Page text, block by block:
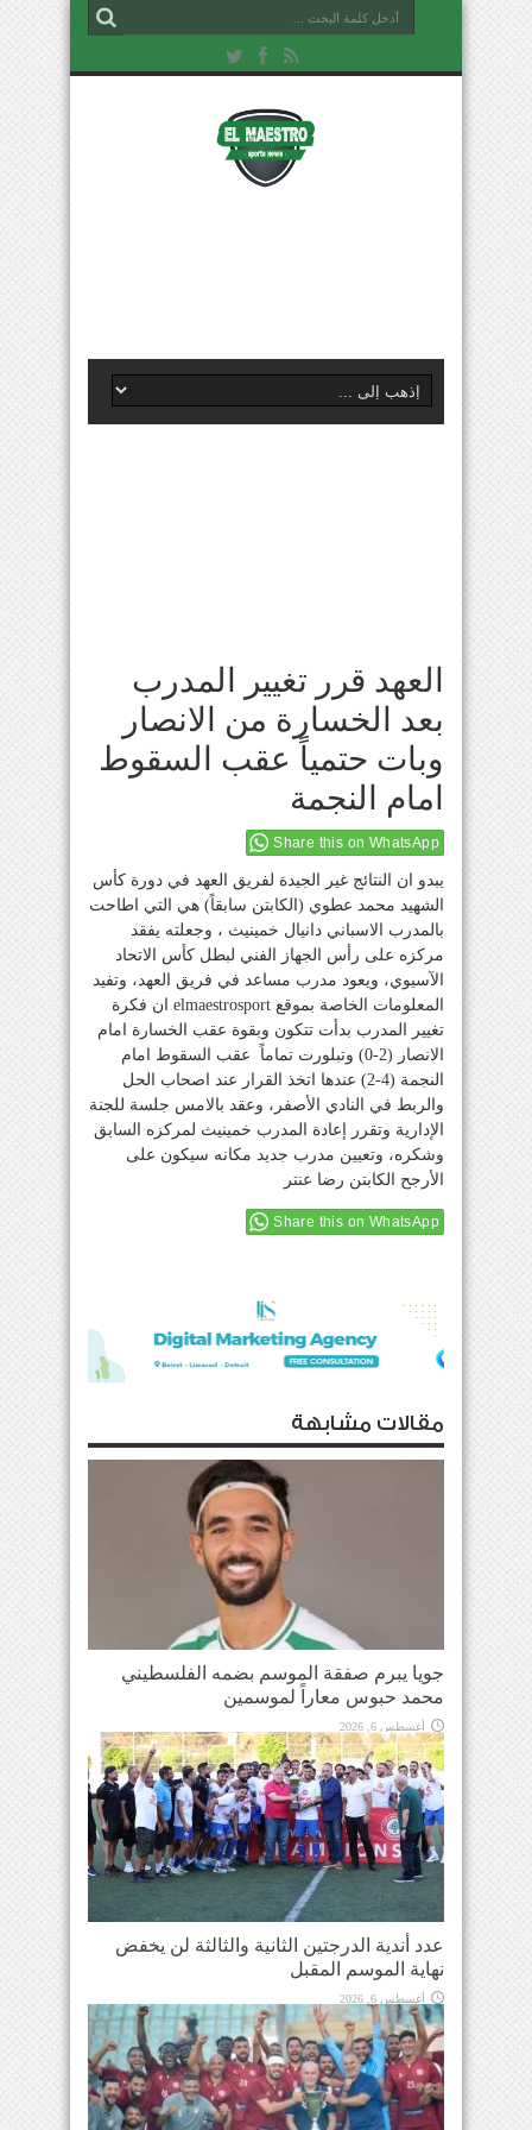
العهد قرر تغيير المدرب
بعد الخسارة من الانصار
وبات حتمياً عقب السقوط
امام النجمة
Share this on WhatsApp
يبدو ان النتائج غير الجيدة لفريق العهد في دورة كأس
الشهيد محمد عطوي (الكابتن سابقاً) هي التي اطاحت
بالمدرب الاسباني دانيال خمينيث ، وجعلته يفقد
مركزه على رأس الجهاز الفني لبطل كأس الاتحاد
الآسيوي، ويعود مدرب مساعد في فريق العهد، وتفيد
المعلومات الخاصة بموقع elmaestrosport ان فكرة
تغيير المدرب بدأت تتكون وبقوة عقب الخسارة امام
الانصار (2-0) وتبلورت تماماً عقب السقوط امام
النجمة (4-2) عندها اتخذ القرار عند اصحاب الحل
والربط في النادي الأصفر، وعقد بالامس جلسة للجنة
الإدارية وتقرر إعادة المدرب خمينيث لمركزه السابق
وشكره، وتعيين مدرب جديد مكانه سيكون على
الأرجح الكابتن رضا عنتر
Share this on WhatsApp
مقالات مشابهة
جويا يبرم صفقة الموسم بضمه الفلسطيني
محمد حبوس معاراً لموسمين
أغسطس 6, 2026
عدد أندية الدرجتين الثانية والثالثة لن يخفض
نهاية الموسم المقبل
أغسطس 6, 2026